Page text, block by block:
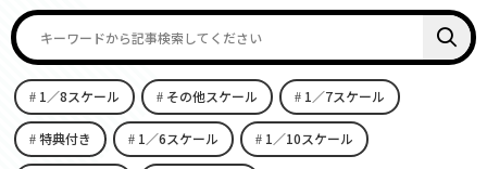
1／8スケール その他スケール 1／7スケール
特典付き 1／6スケール 1／10スケール